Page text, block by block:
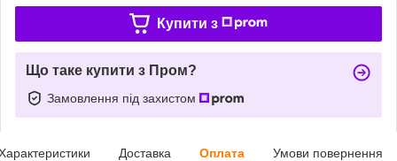
Купити з
Що таке купити з Пром?
Замовлення під захистом
Доставка Оплата Умови повернення